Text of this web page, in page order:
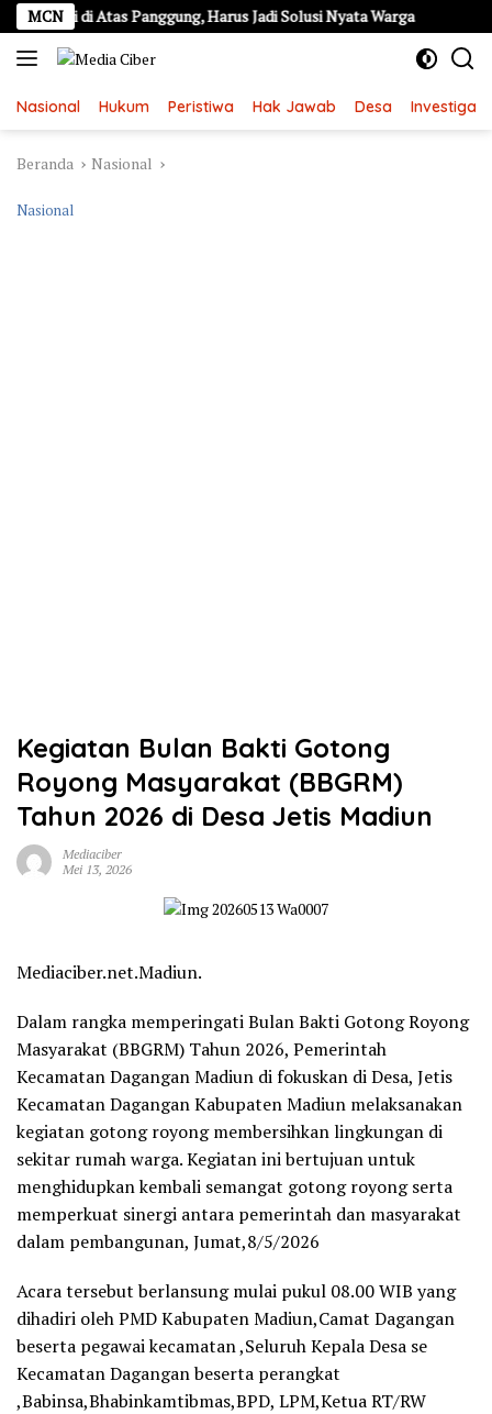
Langsung
ke
konten
MCN
di Atas Panggung, Harus Jadi Solusi Nyata Warga
Nasional Hukum Peristiwa Hak Jawab Desa Investigasi
Beranda Nasional
Nasional
Kegiatan Bulan Bakti Gotong
Royong Masyarakat (BBGRM)
Tahun 2026 di Desa Jetis Madiun
Mediaciber
Mei 13, 2026
Mediaciber.net.Madiun.
Dalam rangka memperingati Bulan Bakti Gotong Royong
Masyarakat (BBGRM) Tahun 2026, Pemerintah
Kecamatan Dagangan Madiun di fokuskan di Desa, Jetis
Kecamatan Dagangan Kabupaten Madiun melaksanakan
kegiatan gotong royong membersihkan lingkungan di
sekitar rumah warga. Kegiatan ini bertujuan untuk
menghidupkan kembali semangat gotong royong serta
memperkuat sinergi antara pemerintah dan masyarakat
dalam pembangunan, Jumat,8/5/2026
Acara tersebut berlansung mulai pukul 08.00 WIB yang
dihadiri oleh PMD Kabupaten Madiun,Camat Dagangan
beserta pegawai kecamatan ,Seluruh Kepala Desa se
Kecamatan Dagangan beserta perangkat
,Babinsa,Bhabinkamtibmas,BPD, LPM,Ketua RT/RW